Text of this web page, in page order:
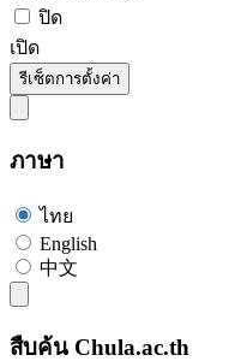
ปิด
เปิด
รีเซ็ตการตั้งค่า
ภาษา
ไทย
English
中文
สืบค้น Chula.ac.th